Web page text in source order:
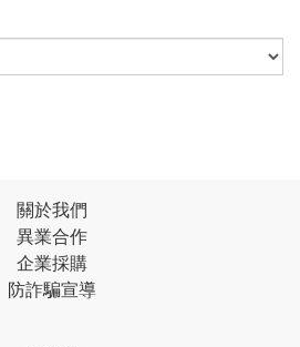
關於我們
異業合作
企業採購
防詐騙宣導